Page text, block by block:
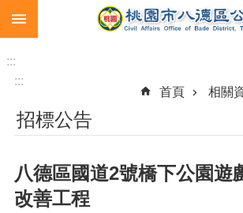
跳到主要內容區塊
市
民
急
難
:::
:::
首頁
相關
招標公告
八德區國道2號橋下公園遊
改善工程